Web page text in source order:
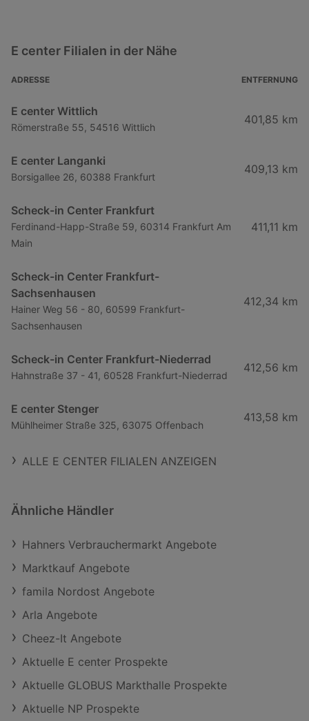
E center Filialen in der Nähe
ADRESSE ENTFERNUNG
E center Wittlich
Römerstraße 55, 54516 Wittlich
401,85 km
E center Langanki
Borsigallee 26, 60388 Frankfurt
409,13 km
Scheck-in Center Frankfurt
Ferdinand-Happ-Straße 59, 60314 Frankfurt Am
Main
411,11 km
Scheck-in Center Frankfurt-
Sachsenhausen
Hainer Weg 56 - 80, 60599 Frankfurt-
Sachsenhausen
412,34 km
Scheck-in Center Frankfurt-Niederrad
Hahnstraße 37 - 41, 60528 Frankfurt-Niederrad
412,56 km
E center Stenger
Mühlheimer Straße 325, 63075 Offenbach
413,58 km
ALLE E CENTER FILIALEN ANZEIGEN
Ähnliche Händler
Hahners Verbrauchermarkt Angebote
Marktkauf Angebote
famila Nordost Angebote
Arla Angebote
Cheez-It Angebote
Aktuelle E center Prospekte
Aktuelle GLOBUS Markthalle Prospekte
Aktuelle NP Prospekte